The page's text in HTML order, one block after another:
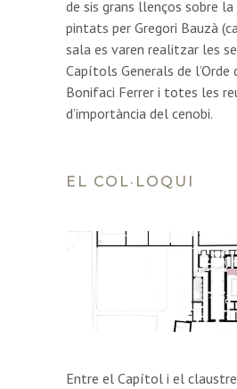
de sis grans llenços sobre la
pintats per Gregori Bauzà
sala es varen realitzar les
Capítols Generals de l’Orde
Bonifaci Ferrer i totes les
d’importància del cenobi.
EL COL·LOQUI
Entre el Capítol i el claustre